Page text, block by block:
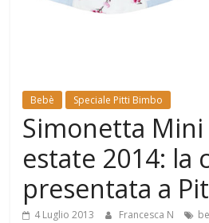
Bebè Speciale Pitti Bimbo
Simonetta
estate 2014: la
presentata a
4 Luglio 2013 Francesca N